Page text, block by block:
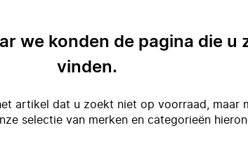
we konden de pagina die u
vinden.
artikel dat u zoekt niet op voorraad, maar
selectie van merken en categorieën